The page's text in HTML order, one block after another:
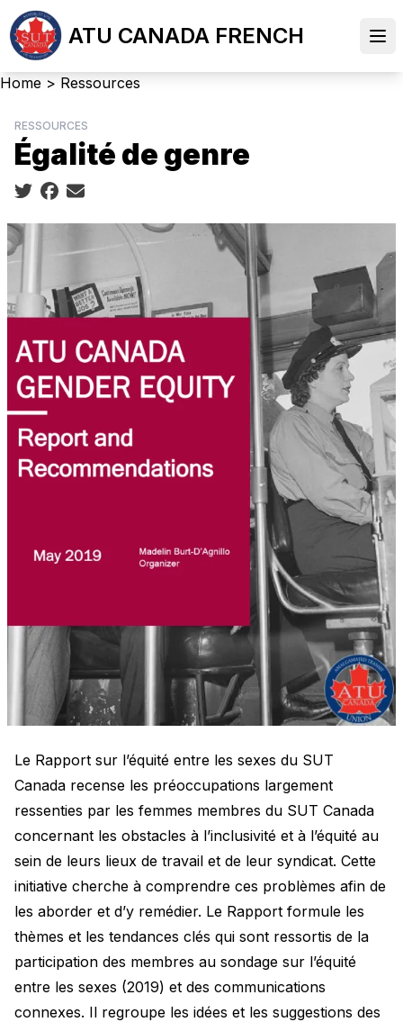
Skip
to
main
content
ATU CANADA FRENCH
Breadcrumb
Home > Ressources
RESSOURCES
Égalité de genre
Social share icons
Le Rapport sur l’équité entre les sexes du SUT
Canada recense les préoccupations largement
ressenties par les femmes membres du SUT Canada
concernant les obstacles à l’inclusivité et à l’équité au
sein de leurs lieux de travail et de leur syndicat. Cette
initiative cherche à comprendre ces problèmes afin de
les aborder et d’y remédier. Le Rapport formule les
thèmes et les tendances clés qui sont ressortis de la
participation des membres au sondage sur l’équité
entre les sexes (2019) et des communications
connexes. Il regroupe les idées et les suggestions des